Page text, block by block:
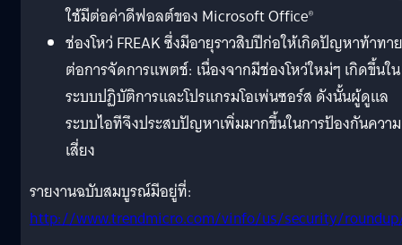
ใช้มีต่อค่าดีฟอลต์ของ Microsoft Office®
ช่องโหว่ FREAK ซึ่งมีอายุราวสิบปีก่อให้เกิดปัญหาท้าทาย
ต่อการจัดการแพตช์: เนื่องจากมีช่องโหว่ใหม่ๆ เกิดขึ้นใน
ระบบปฏิบัติการและโปรแกรมโอเพ่นซอร์ส ดังนั้นผู้ดูแล
ระบบไอทีจึงประสบปัญหาเพิ่มมากขึ้นในการป้องกันความ
เสี่ยง
รายงานฉบับสมบูรณ์มีอยู่ที่:
http://www.trendmicro.com/vinfo/us/security/